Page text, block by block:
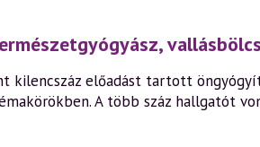
kilencszáz előadást tartott
A több száz hallgatót